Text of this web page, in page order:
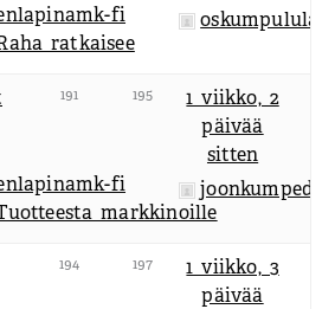
fi
ratkaisee
fi
markkinoille
191 195
1 viikko, 2
päivää
sitten
194 197
1 viikko, 3
päivää